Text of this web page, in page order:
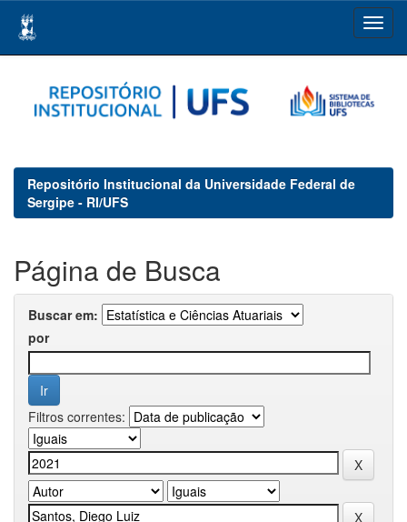
navigation
Repositório Institucional da Universidade Federal de
Sergipe - RI/UFS
Página de Busca
Buscar em:
por
Filtros correntes: